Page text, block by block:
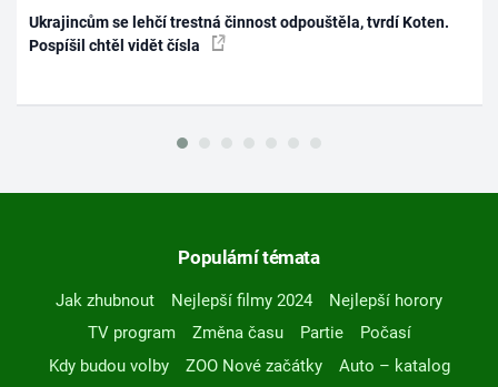
Ukrajincům se lehčí trestná činnost odpouštěla, tvrdí Koten.
Pospíšil chtěl vidět čísla
Populární témata
Jak zhubnout Nejlepší filmy 2024
Nejlepší horory
TV program
Změna času Partie
Počasí
Kdy budou volby
ZOO Nové začátky
Auto – katalog